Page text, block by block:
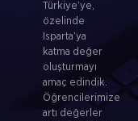
Türkiye’ye,
özelinde
Isparta’ya
katma değer
oluşturmayı
amaç edindik.
Öğrencilerimize
artı değerler